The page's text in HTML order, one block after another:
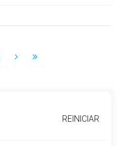
REINICIAR